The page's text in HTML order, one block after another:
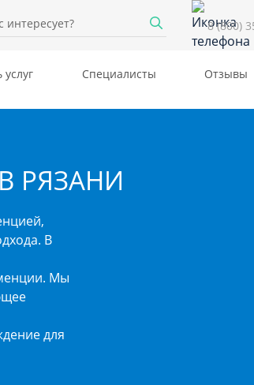
8 (800)
Специалисты Отзывы
РЯЗАНИ
В
Мы
для